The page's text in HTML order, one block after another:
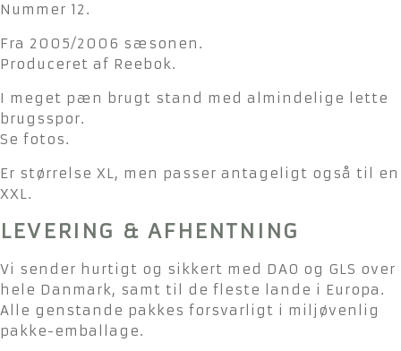
Nummer 12.
Fra 2005/2006 sæsonen.
Produceret af Reebok.
I meget pæn brugt stand med almindelige lette
brugsspor.
Se fotos.
Er størrelse XL, men passer antageligt også til en
XXL.
LEVERING & AFHENTNING
Vi sender hurtigt og sikkert med DAO og GLS over
hele Danmark, samt til de fleste lande i Europa.
Alle genstande pakkes forsvarligt i miljøvenlig
pakke-emballage.